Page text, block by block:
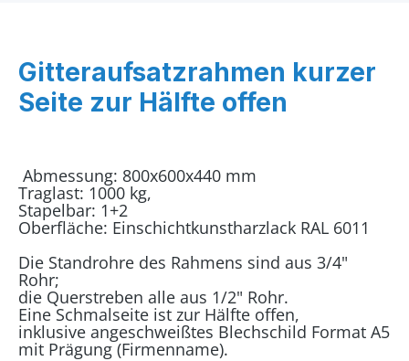
Gitteraufsatzrahmen kurzer
Seite zur Hälfte offen
Abmessung: 800x600x440 mm
Traglast: 1000 kg,
Stapelbar: 1+2
Oberfläche: Einschichtkunstharzlack RAL 6011
Die Standrohre des Rahmens sind aus 3/4"
Rohr;
die Querstreben alle aus 1/2" Rohr.
Eine Schmalseite ist zur Hälfte offen,
inklusive angeschweißtes Blechschild Format A5
mit Prägung (Firmenname).